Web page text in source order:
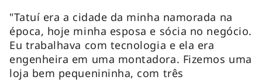
"Tatuí era a cidade da minha namorada na
época, hoje minha esposa e sócia no negócio.
Eu trabalhava com tecnologia e ela era
engenheira em uma montadora. Fizemos uma
loja bem pequenininha, com três